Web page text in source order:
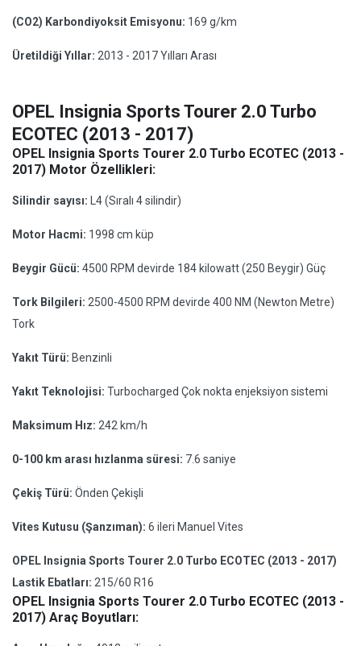
(CO2) Karbondiyoksit Emisyonu: 169 g/km
Üretildiği Yıllar: 2013 - 2017 Yılları Arası
OPEL Insignia Sports Tourer 2.0 Turbo
ECOTEC (2013 - 2017)
OPEL Insignia Sports Tourer 2.0 Turbo ECOTEC (2013 -
2017) Motor Özellikleri:
Silindir sayısı: L4 (Sıralı 4 silindir)
Motor Hacmi: 1998 cm küp
Beygir Gücü: 4500 RPM devirde 184 kilowatt (250 Beygir) Güç
Tork Bilgileri: 2500-4500 RPM devirde 400 NM (Newton Metre)
Tork
Yakıt Türü: Benzinli
Yakıt Teknolojisi: Turbocharged Çok nokta enjeksiyon sistemi
Maksimum Hız: 242 km/h
0-100 km arası hızlanma süresi: 7.6 saniye
Çekiş Türü: Önden Çekişli
Vites Kutusu (Şanzıman): 6 ileri Manuel Vites
OPEL Insignia Sports Tourer 2.0 Turbo ECOTEC (2013 - 2017)
Lastik Ebatları: 215/60 R16
OPEL Insignia Sports Tourer 2.0 Turbo ECOTEC (2013 -
2017) Araç Boyutları: